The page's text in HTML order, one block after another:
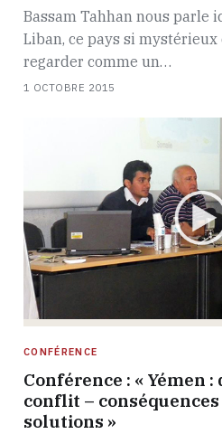
Bassam Tahhan nous parle
Liban, ce pays si mystérieux
regarder comme un…
1 OCTOBRE 2015
CONFÉRENCE
Conférence : « Yémen
conflit –
solutions »